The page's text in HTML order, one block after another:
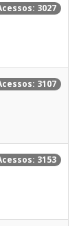
3027
3107
3153